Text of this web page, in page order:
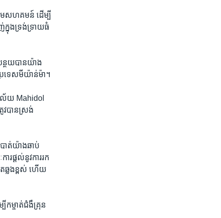
ាម​សហគមន៍​ ដើម្បី​
ក្នុង​ទ្រង់ទ្រាយ​ធំ​
ន្ថយ​បាន​យ៉ាង​
ទេស​មីយ៉ាន់ម៉ា។
ល័យ​ Mahidol
វ​បាន​ស្រង់
បាត់​យ៉ាង​ឆាប់
រ​ផ្ដល់​នូវ​ការ​រក​
ឆ្លង​ខ្ពស់ ហើយ
កម្ចាត់​ជំងឺគ្រុន